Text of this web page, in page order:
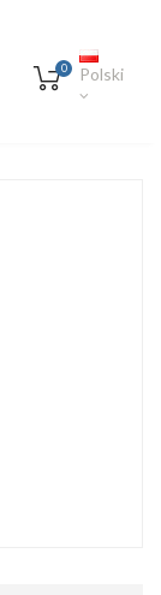
0 Polski